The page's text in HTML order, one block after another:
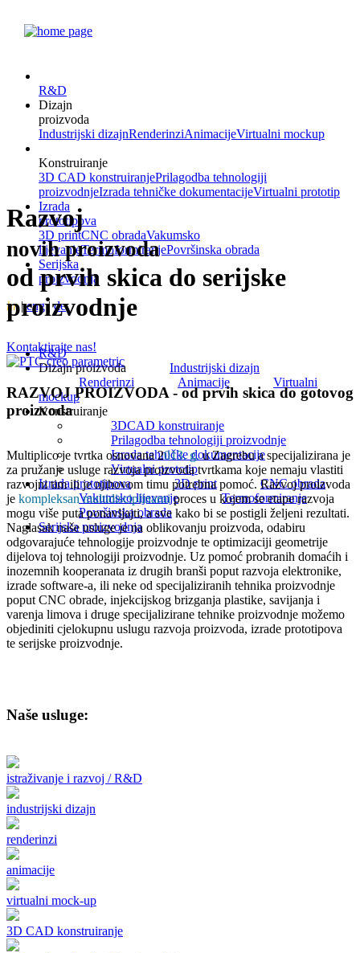
R&D
Dizajn
proizvoda
Industrijski dizajnRenderinziAnimacijeVirtualni mockup
Konstruiranje
3D CAD konstruiranjePrilagodba tehnologiji
proizvodnjeIzrada tehničke dokumentacijeVirtualni prototip
Izrada
prototipova
3D printCNC obradaVakumsko
lijevanjeTermoformiranjePovršinska obrada
Serijska
proizvodnja
hr|eng|de
R&D
Dizajn proizvoda
Industrijski dizajn
Renderinzi
Animacije
Virtualni
mockup
Konstruiranje
3DCAD konstruiranje
Prilagodba tehnologiji proizvodnje
Izrada tehničke dokumentacije
Virtualni prototip
Izrada prototipova
3D print
CNC obrada
Vakumsko lijevanje
Termoformiranje
Površinska obrada
Serijska proizvodnja
Razvoj
novih proizvoda
od prvih skica do serijske
proizvodnje
Kontaktirajte nas!
RAZVOJ PROIZVODA - od prvih skica do gotovog
proizvoda
Multiplico je tvrtka osnovana 2013. g.u Zagrebu a specijalizirana je
za pružanje usluge razvoja proizvoda tvrtkama koje nemaju vlastiti
razvojni tim ili je njihovom timu potrebna pomoć. Razvoj proizvoda
je kompleksan multidisciplinarniproces u kojem se etape razvoja
mogu više puta ponavljajti, a sve kako bi se postigli željeni rezultati.
Naglasak naše usluge je na oblikovanju proizvoda, odabiru
odgovarajuće tehnologije proizvodnje te optimizaciji geometrije
dijelova toj tehnologiji proizvodnje. Uz pomoć probranih domaćih i
inozemnih kooperanata iz drugih branši poput razvoja elektronike,
izrade software-a, ili neke od specijaliziranih tehnika proizvodnje
poput CNC obrade, injekcijskog brizganja plastike, savijanja i
varenja limova i druge specijalizirane tehnike proizvodnje možemo
objediniti cjelokupnu uslugu razvoja proizvoda, izrade prototipova
te serijske proizvodnje.
Naše usluge:
istraživanje i razvoj / R&D
industrijski dizajn
renderinzi
animacije
virtualni mock-up
3D CAD konstruiranje